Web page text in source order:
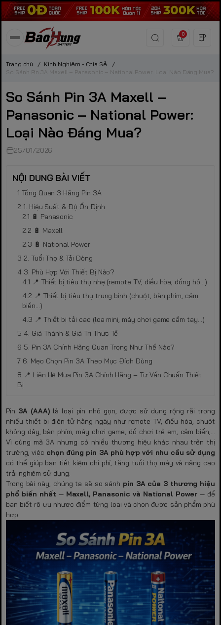
0
Trang chủ / Kinh Nghiệm - Chia Sẻ
/
So Sánh Pin 3A Maxell – Panasonic – National Power: Loại Nào Đáng Mua?
So Sánh Pin 3A Maxell –
Panasonic – National Power:
Loại Nào Đáng Mua?
25/01/2026
NỘI DUNG BÀI VIẾT
Tổng Quan 3 Hãng Pin 3A
1. Hiệu Suất & Độ Ổn Định
🔋 Panasonic
🔋 Maxell
🔋 National Power
2. Tuổi Thọ & Tải Dòng
3. Phù Hợp Với Thiết Bị Nào?
📍 Thiết bị tiêu thụ nhẹ (remote TV, điều hòa, đồng hồ…)
📍 Thiết bị tiêu thụ trung bình (chuột, bàn phím, cảm
biến…)
📍 Thiết bị tải cao (loa mini, máy chơi game cầm tay…)
4. Giá Thành & Giá Trị Thực Tế
5. Pin 3A Chính Hãng Quan Trọng Như Thế Nào?
6. Mẹo Chọn Pin 3A Theo Mục Đích Dùng
📍 Liên Hệ Mua Pin 3A Chính Hãng – Tư Vấn Chuẩn Thiết
Bị
Pin 3A (AAA) là loại pin nhỏ gọn, được sử dụng rộng rãi trong
nhiều thiết bị điện tử hằng ngày như remote TV, điều hòa, chuột
không dây, bàn phím, máy chơi game, đồ chơi trẻ em, cảm biến,…
Vì cùng mã 3A nhưng có nhiều thương hiệu khác nhau trên thị
trường, việc chọn đúng pin 3A phù hợp với nhu cầu sử dụng
có thể giúp bạn tiết kiệm chi phí, tăng tuổi thọ máy và nâng cao
trải nghiệm sử dụng.
Trong bài này, chúng ta sẽ so sánh pin 3A của 3 thương hiệu
phổ biến nhất — Maxell, Panasonic và National Power — để
bạn biết rõ ưu nhược điểm từng loại và chọn được sản phẩm phù
hợp.